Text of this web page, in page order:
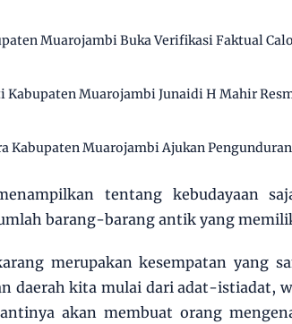
Muarojambi Buka Verifikasi Faktual
Kabupaten Muarojambi Junaidi H Mahir
Kabupaten Muarojambi Ajukan
tentang kebudayaan
barang-barang antik yang
merupakan kesempatan yang
daerah kita mulai dari adat-istiadat,
akan membuat orang